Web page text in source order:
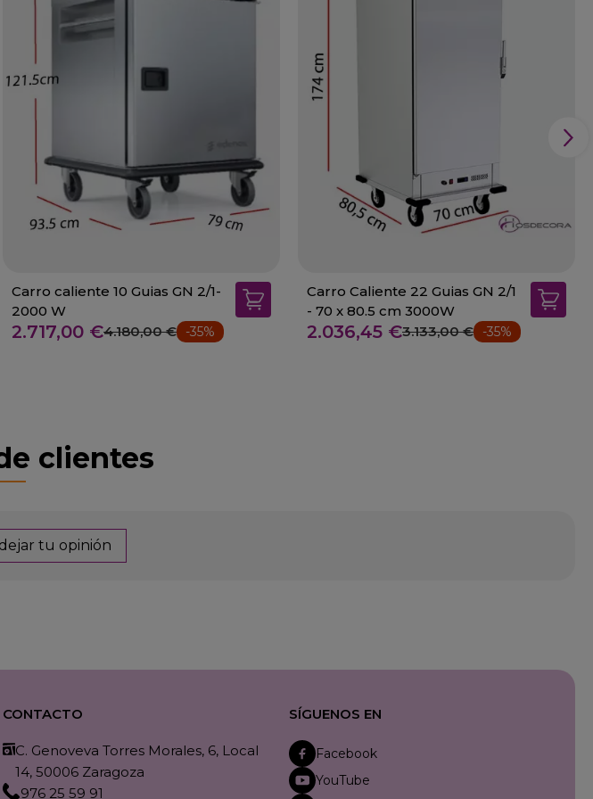
Carro caliente 10 Guias GN 2/1-
2000 W
2.717,00 €4.180,00 € -35%
Carro Caliente 22 Guias GN 2/1
- 70 x 80.5 cm 3000W
2.036,45 €3.133,00 € -35%
clientes
tu opinión
CONTACTO
C. Genoveva Torres Morales, 6, Local
14, 50006 Zaragoza
976 25 59 91
SÍGUENOS EN
Facebook
YouTube